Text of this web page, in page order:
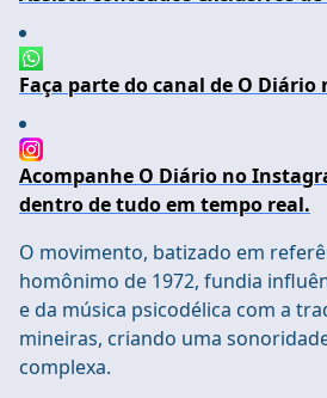
Faça parte do canal de O Diário
Acompanhe O Diário no
dentro de tudo em tempo real.
O movimento, batizado em
homônimo de 1972, fundia
e da música psicodélica com a
mineiras, criando uma
complexa.